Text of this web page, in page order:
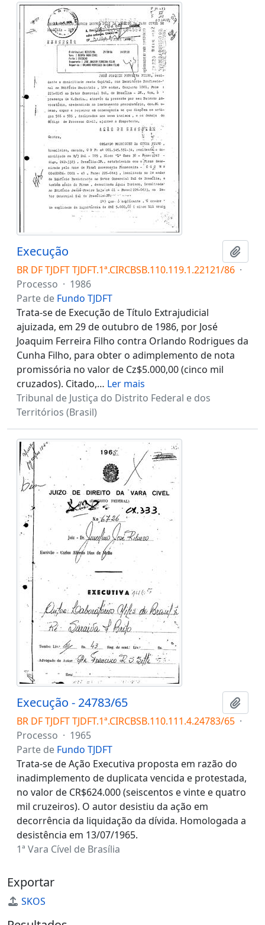
Execução
BR DF TJDFT TJDFT.1ª.CIRCBSB.110.119.1.22121/86 ·
Processo · 1986
Parte de Fundo TJDFT
Trata-se de Execução de Título Extrajudicial
ajuizada, em 29 de outubro de 1986, por José
Joaquim Ferreira Filho contra Orlando Rodrigues da
Cunha Filho, para obter o adimplemento de nota
promissória no valor de Cz$5.000,00 (cinco mil
cruzados). Citado,… Ler mais
Tribunal de Justiça do Distrito Federal e dos
Territórios (Brasil)
Execução - 24783/65
BR DF TJDFT TJDFT.1ª.CIRCBSB.110.111.4.24783/65 ·
Processo · 1965
Parte de Fundo TJDFT
Trata-se de Ação Executiva proposta em razão do
inadimplemento de duplicata vencida e protestada,
no valor de CR$624.000 (seiscentos e vinte e quatro
mil cruzeiros). O autor desistiu da ação em
decorrência da liquidação da dívida. Homologada a
desistência em 13/07/1965.
1ª Vara Cível de Brasília
Exportar
SKOS